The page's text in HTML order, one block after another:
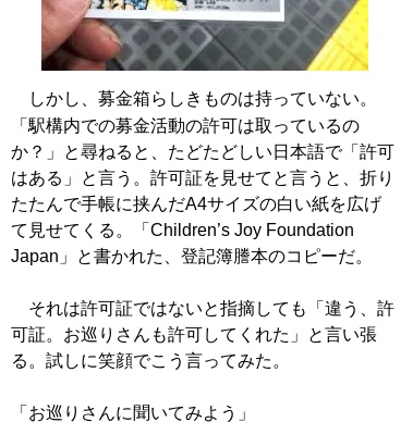
しかし、募金箱らしきものは持っていない。
「駅構内での募金活動の許可は取っているの
か？」と尋ねると、たどたどしい日本語で「許可
はある」と言う。許可証を見せてと言うと、折り
たたんで手帳に挟んだA4サイズの白い紙を広げ
て見せてくる。「Children’s Joy Foundation
Japan」と書かれた、登記簿謄本のコピーだ。
それは許可証ではないと指摘しても「違う、許
可証。お巡りさんも許可してくれた」と言い張
る。試しに笑顔でこう言ってみた。
「お巡りさんに聞いてみよう」